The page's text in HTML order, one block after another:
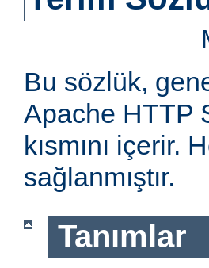
Bu sözlük,
Apache HTTP
kısmını içerir.
sağlanmıştır.
Tanımlar